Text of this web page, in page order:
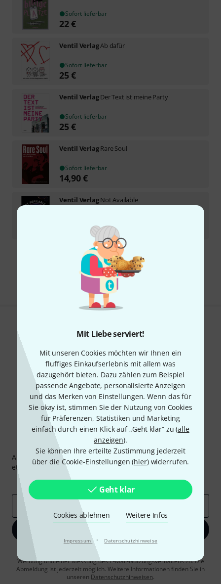
Mit Liebe serviert!
Mit unseren Cookies möchten wir Ihnen ein
fluffiges Einkaufserlebnis mit allem was
dazugehört bieten. Dazu zählen zum Beispiel
passende Angebote, personalisierte Anzeigen
und das Merken von Einstellungen. Wenn das für
Sie okay ist, stimmen Sie der Nutzung von Cookies
für Präferenzen, Statistiken und Marketing
einfach durch einen Klick auf „Geht klar“ zu (alle
anzeigen).
Sie können Ihre erteilte Zustimmung jederzeit
über die Cookie-Einstellungen (hier) widerrufen.
Geht klar
Cookies ablehnen Weitere Infos
Impressum · Datenschutzhinweise
Sofort lieferbar
22€
Ventil VerlagAb dafür
Sofort lieferbar
25€
Ventil VerlagDer Text ist meine Party
Sofort lieferbar
25€
Ventil VerlagRare Soul
Sofort lieferbar
14,90€
Ventil VerlagNot Available
Kostenloser Versand ab 29 €
Alle Preise inkl. MwSt.
Gefällt Ihnen, was Sie sehen?
Teilen Hilfe & Feedback
Thomann Newsletter
Abonniere den Thomann Newsletter und gewinne mit
etwas Glück einen von50 Gutscheinenüber jeweils50€
Inspirierende Beiträge
Deals Thomann Insights
Jetzt anmelden
Mit Klick auf „Jetzt anmelden“ stimmen Sie dem Erhalt von E-Mail-
Werbung und einer Messung des E-Mail-Nutzungsverhaltens zu. Die
Abmeldung ist jederzeit möglich. Weitere Informationen finden Sie in
unseren Datenschutzhinweisen.